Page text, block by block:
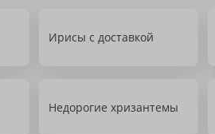
Ирисы с доставкой
Недорогие хризантемы